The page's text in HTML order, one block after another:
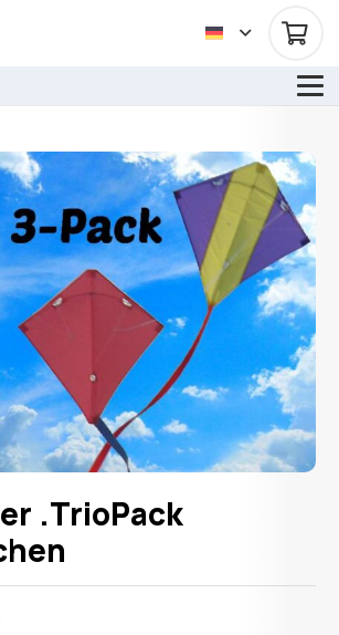
.TrioPack